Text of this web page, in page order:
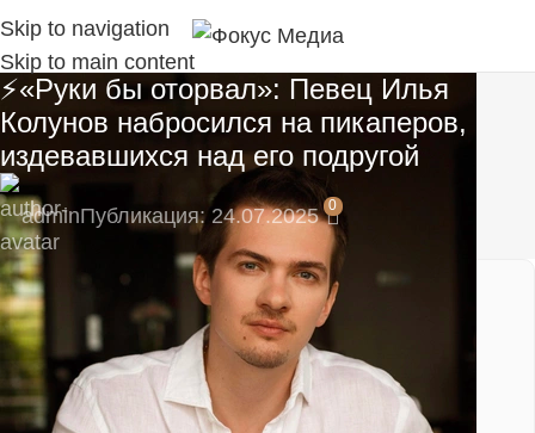
Skip to navigation
Skip to main content
⚡«Руки бы оторвал»: Певец Илья
Колунов набросился на пикаперов,
издевавшихся над его подругой
adminПубликация: 24.07.2025 0
🚀 Станьте частью нашего канала с самого
начала!
Подпишитесь на наш Telegram-канал, там
моментальные уведомления: